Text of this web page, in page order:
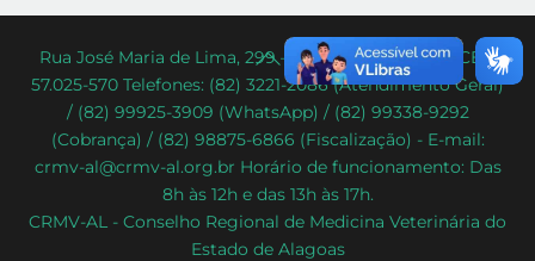
Back
To
Top
Rua José Maria de Lima, 299 – Poço – Maceió/AL – CEP:
57.025-570 Telefones: (82) 3221-2086 (Atendimento Geral)
/ (82) 99925-3909 (WhatsApp) / (82) 99338-9292
(Cobrança) / (82) 98875-6866 (Fiscalização) - E-mail:
crmv-al@crmv-al.org.br Horário de funcionamento: Das
8h às 12h e das 13h às 17h.
CRMV-AL - Conselho Regional de Medicina Veterinária do
Estado de Alagoas